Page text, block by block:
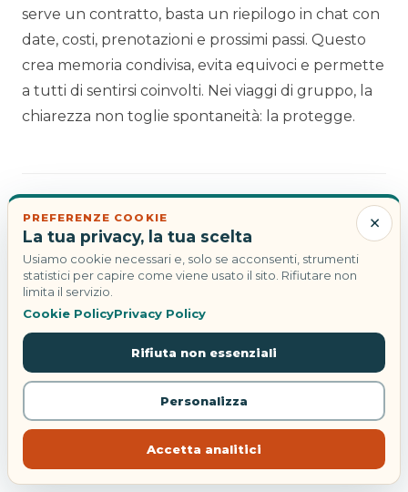
serve un contratto, basta un riepilogo in chat con
date, costi, prenotazioni e prossimi passi. Questo
crea memoria condivisa, evita equivoci e permette
a tutti di sentirsi coinvolti. Nei viaggi di gruppo, la
chiarezza non toglie spontaneità: la protegge.
compagni di viaggio
organizzare un viaggio condiviso partenza
viaggi condivisi
Condividi: Facebook
WhatsApp
×
PREFERENZE COOKIE
La tua privacy, la tua scelta
Usiamo cookie necessari e, solo se acconsenti, strumenti
statistici per capire come viene usato il sito. Rifiutare non
limita il servizio.
Cookie PolicyPrivacy Policy
Rifiuta non essenziali
Personalizza
Accetta analitici